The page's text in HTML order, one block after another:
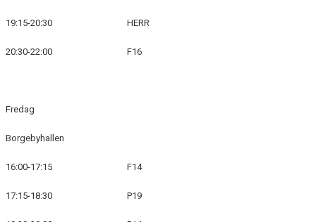
19:15-20:30 HERR
20:30-22:00 F16
Fredag
Borgebyhallen
16:00-17:15 F14
17:15-18:30 P19